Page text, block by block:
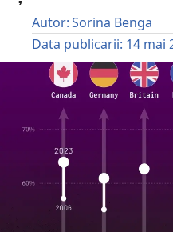
Autor:Sorina Benga
Data publicarii: 14 mai